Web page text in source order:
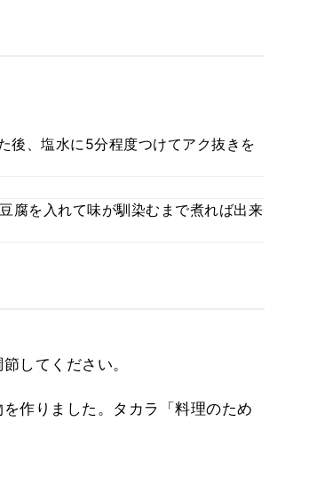
後、塩水に5分程度つけてアク抜きを
腐を入れて味が馴染むまで煮れば出来
してください。
作りました。タカラ「料理のため